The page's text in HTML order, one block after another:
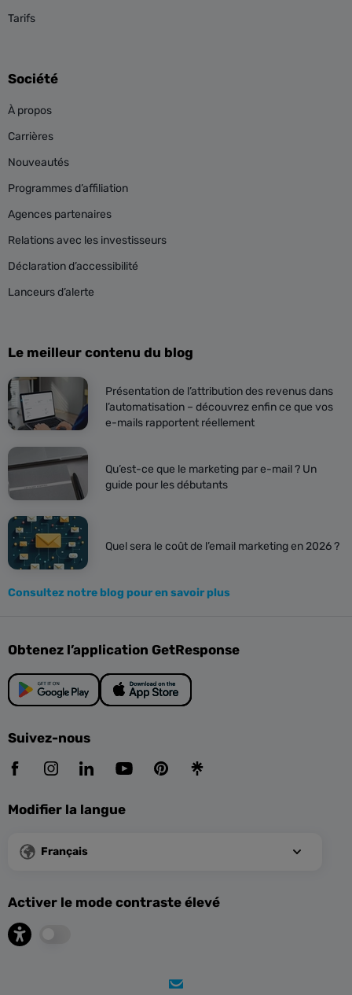
Tarifs
Société
À propos
Carrières
Nouveautés
Programmes d’affiliation
Agences partenaires
Relations avec les investisseurs
Déclaration d’accessibilité
Lanceurs d’alerte
Le meilleur contenu du blog
Présentation de l’attribution des revenus dans
l’automatisation – découvrez enfin ce que vos
e-mails rapportent réellement
Qu’est-ce que le marketing par e-mail ? Un
guide pour les débutants
Quel sera le coût de l’email marketing en 2026 ?
Consultez notre blog pour en savoir plus
Obtenez l’application GetResponse
Suivez-nous
Modifier la langue
Français
Activer le mode contraste élevé